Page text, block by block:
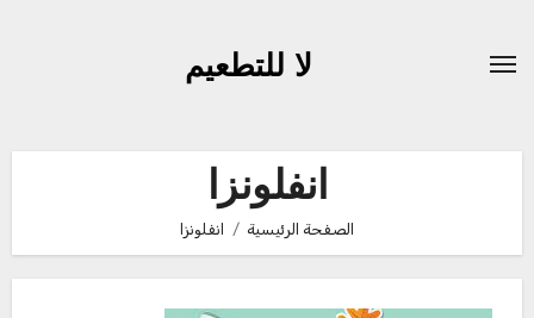
لا للتطعيم
انفلونزا
الصفحة الرئيسية انفلونزا